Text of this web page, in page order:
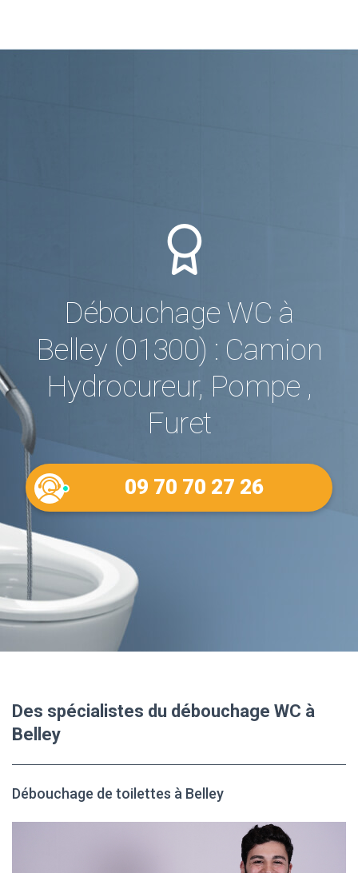
Débouchage WC à
Belley (01300) : Camion
Hydrocureur, Pompe ,
Furet
09 70 70 27 26
Des spécialistes du débouchage WC à
Belley
Débouchage de toilettes à Belley